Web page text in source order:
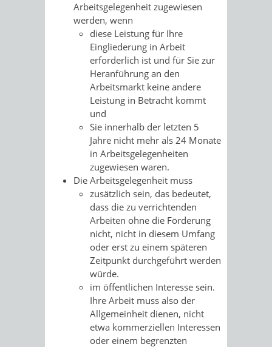
Arbeitsgelegenheit zugewiesen
werden, wenn
diese Leistung für Ihre
Eingliederung in Arbeit
erforderlich ist und für Sie zur
Heranführung an den
Arbeitsmarkt keine andere
Leistung in Betracht kommt
und
Sie innerhalb der letzten 5
Jahre nicht mehr als 24 Monate
in Arbeitsgelegenheiten
zugewiesen waren.
Die Arbeitsgelegenheit muss
zusätzlich sein, das bedeutet,
dass die zu verrichtenden
Arbeiten ohne die Förderung
nicht, nicht in diesem Umfang
oder erst zu einem späteren
Zeitpunkt durchgeführt werden
würde.
im öffentlichen Interesse sein.
Ihre Arbeit muss also der
Allgemeinheit dienen, nicht
etwa kommerziellen Interessen
oder einem begrenzten